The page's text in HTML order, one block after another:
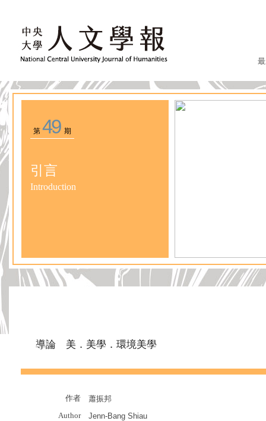
第 49期
引言
Introduction
導論 美．美學．環境美學
作者
蕭振邦
Author
Jenn-Bang Shiau